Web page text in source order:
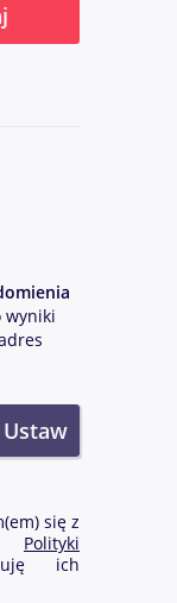
wyniki
się z
Polityki
ich